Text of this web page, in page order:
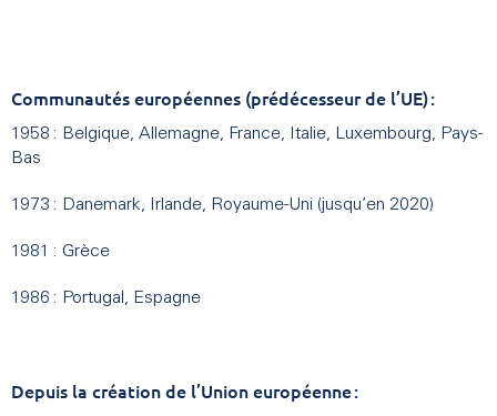
Communautés européennes (prédécesseur de l’UE) :
1958 : Belgique, Allemagne, France, Italie, Luxembourg, Pays-
Bas
1973 : Danemark, Irlande, Royaume-Uni (jusqu’en 2020)
1981 : Grèce
1986 : Portugal, Espagne
Depuis la création de l’Union européenne :